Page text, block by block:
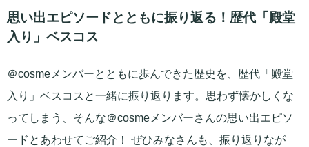
思い出エピソードとともに振り返る！歴代「殿堂
入り」ベスコス
＠cosmeメンバーとともに歩んできた歴史を、歴代「殿堂
入り」ベスコスと一緒に振り返ります。思わず懐かしくな
ってしまう、そんな＠cosmeメンバーさんの思い出エピソ
ードとあわせてご紹介！ ぜひみなさんも、振り返りなが